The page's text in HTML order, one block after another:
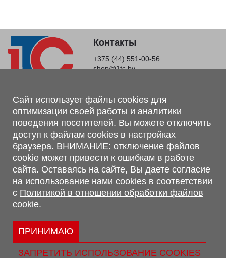
Контакты
+375 (44) 551-00-56
shop@1tc.by
Магазин, склад
г. Минск, Минский р-н, п. Привольный, ул. Мира, 20А,
223062
г. Брест, ул. Лейтенанта Рябцева, 108 В, 224701
Обращаем Ваше внимание, что вся предоставленная на сайте
информация, касающаяся комплектаций, технических
характеристик, цветовых сочетаний, а также стоимости и
сервисного обслуживания носит информационный характер и
не является публичной офертой, определяемой п.2 ст.407
Гражданского кодекса Республики Беларусь.
Политика обработки персональных данных
Политикой в отношении обработки файлов cookie.
Сайт использует файлы cookies для
оптимизации своей работы и аналитики
поведения посетителей. Вы можете отключить
доступ к файлам cookies в настройках
браузера. ВНИМАНИЕ: отключение файлов
cookie может привести к ошибкам в работе
сайта. Оставаясь на сайте, Вы даете согласие
на использование нами cookies в соответствии
с Политикой в отношении обработки файлов
cookie.
ПРИНИМАЮ
ЗАПРЕТИТЬ ИСПОЛЬЗОВАНИЕ COOKIES